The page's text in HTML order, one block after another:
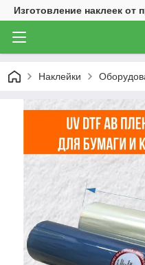
Изготовление наклеек от
Наклейки